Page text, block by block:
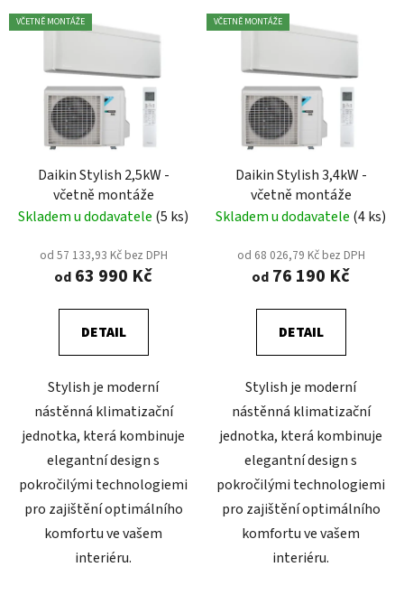
p
V
ý
u
VČETNĚ MONTÁŽE
Daikin Stylish 2,5kW -
včetně montáže
Skladem u dodavatele (5 ks)
od 57 133,93 Kč bez DPH
od 63 990 Kč
DETAIL
Stylish je moderní
nástěnná klimatizační
jednotka, která kombinuje
elegantní design s
pokročilými technologiemi
pro zajištění optimálního
komfortu ve vašem
interiéru.
VČETNĚ MONTÁŽE
Daikin Stylish 3,4kW -
včetně montáže
Skladem u dodavatele (4 ks)
od 68 026,79 Kč bez DPH
od 76 190 Kč
DETAIL
Stylish je moderní
nástěnná klimatizační
jednotka, která kombinuje
elegantní design s
pokročilými technologiemi
pro zajištění optimálního
komfortu ve vašem
interiéru.